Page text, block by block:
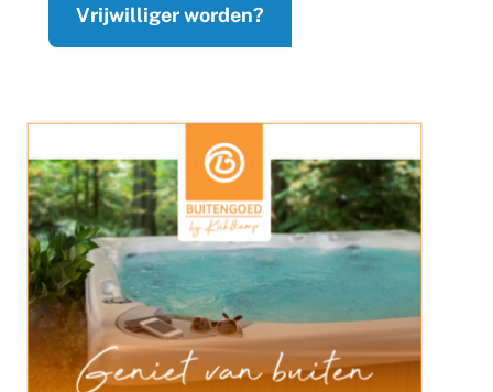
Vrijwilliger worden?